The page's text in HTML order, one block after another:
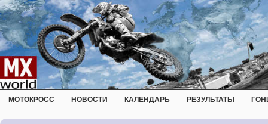
МОТОКРОСС НОВОСТИ КАЛЕНДАРЬ РЕЗУЛЬТАТЫ